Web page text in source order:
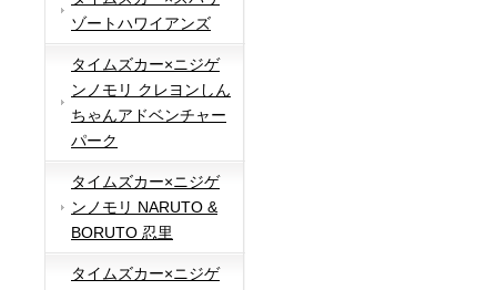
ゾートハワイアンズ
タイムズカー×ニジゲ
ンノモリ クレヨンしん
ちゃんアドベンチャー
パーク
タイムズカー×ニジゲ
ンノモリ NARUTO &
BORUTO 忍里
タイムズカー×ニジゲ